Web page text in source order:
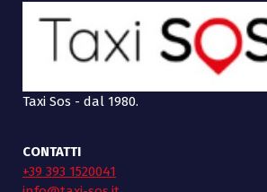
Taxi Sos - dal 1980.
CONTATTI
+39 393 1520041